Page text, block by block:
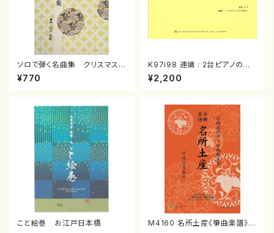
ソロで弾く名曲集 クリスマス・
イブ／恋人がサンタクロース(
箏独奏 /大平光美 編曲/楽
¥770
K97i98 連禱 : 2台ピアノのた
めの（2 Pianos / 菊池 幸夫 /
楽譜）
¥2,200
こと絵巻 お江戸日本橋
M4160 名所土産《箏曲楽譜》